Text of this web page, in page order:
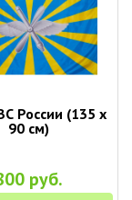
России (135 х
90 см)
руб.